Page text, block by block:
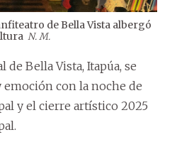
de Bella Vista albergó
N. M.
Bella Vista, Itapúa, se
con la noche de
y el cierre artístico 2025